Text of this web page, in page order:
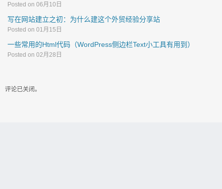
Posted on 06月10日
写在网站建立之初：为什么建这个外贸经验分享站
Posted on 01月15日
一些常用的Html代码（WordPress侧边栏Text小工具有用到）
Posted on 02月28日
评论已关闭。